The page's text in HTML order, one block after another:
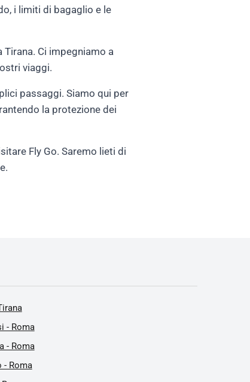
i limiti di bagaglio e le
Ci impegniamo a
viaggi.
passaggi. Siamo qui per
la protezione dei
Fly Go. Saremo lieti di
- Roma
- Roma
- Roma